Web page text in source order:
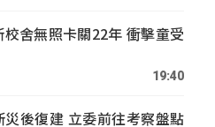
校舍無照卡關22年 衝擊童受
19:40
災後復建 立委前往考察盤點